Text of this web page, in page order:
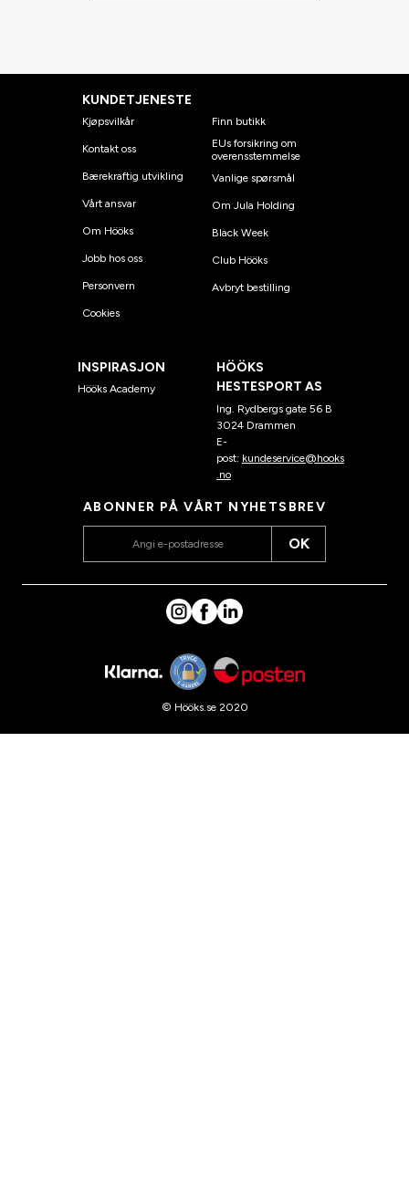
KUNDETJENESTE
Kjøpsvilkår
Kontakt oss
Bærekraftig utvikling
Vårt ansvar
Om Hööks
Jobb hos oss
Personvern
Cookies
Finn butikk
EUs forsikring om
overensstemmelse
Vanlige spørsmål
Om Jula Holding
Black Week
Club Hööks
Avbryt bestilling
INSPIRASJON
Hööks Academy
HÖÖKS
HESTESPORT AS
Ing. Rydbergs gate 56 B
3024 Drammen
E-
post: kundeservice@hooks
.no
ABONNER PÅ VÅRT NYHETSBREV
OK
© Hööks.se 2020